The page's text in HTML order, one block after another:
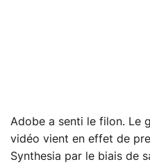
Adobe a senti le filon. Le
vidéo vient en effet de
Synthesia par le biais de